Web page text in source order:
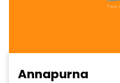
Annapurna